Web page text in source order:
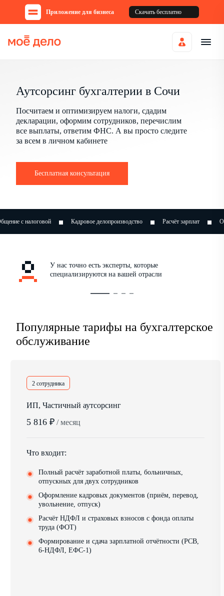
Приложение для бизнеса Скачать бесплатно
Аутсорсинг бухгалтерии в Сочи
Посчитаем и оптимизируем налоги, сдадим
декларации, оформим сотрудников, перечислим
все выплаты, ответим ФНС. А вы просто следите
за всем в личном кабинете
Бесплатная консультация
Кадровое делопроизводство Расчёт зарплат Оптимизация налогов
У нас точно есть эксперты, которые
специализируются на вашей отрасли
Популярные тарифы на бухгалтерское
обслуживание
2 сотрудника
ИП, Частичный аутсорсинг
5 816 ₽ / месяц
Что входит:
Полный расчёт заработной платы, больничных,
отпускных для двух сотрудников
Оформление кадровых документов (приём, перевод,
увольнение, отпуск)
Расчёт НДФЛ и страховых взносов с фонда оплаты
труда (ФОТ)
Формирование и сдача зарплатной отчётности (РСВ,
6-НДФЛ, ЕФС-1)